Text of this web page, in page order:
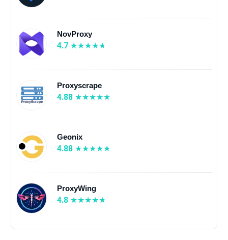
NovProxy
4.7
Proxyscrape
4.88
Geonix
4.88
ProxyWing
4.8